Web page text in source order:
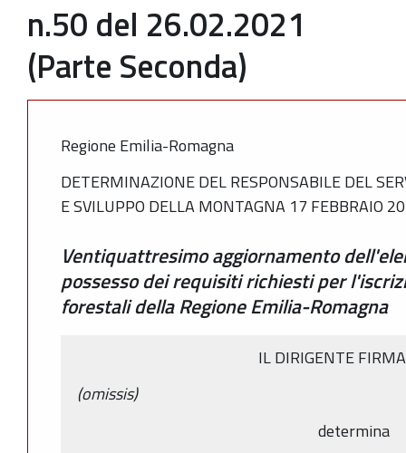
n.50 del 26.02.2021
(Parte Seconda)
Regione Emilia-Romagna
DETERMINAZIONE DEL RESPONSABILE DEL
E SVILUPPO DELLA MONTAGNA 17 FEBBRAIO
Ventiquattresimo aggiornamento
possesso dei requisiti richiesti per
forestali della Regione Emilia-Romagna
IL DIRIGENTE
(omissis)
determina